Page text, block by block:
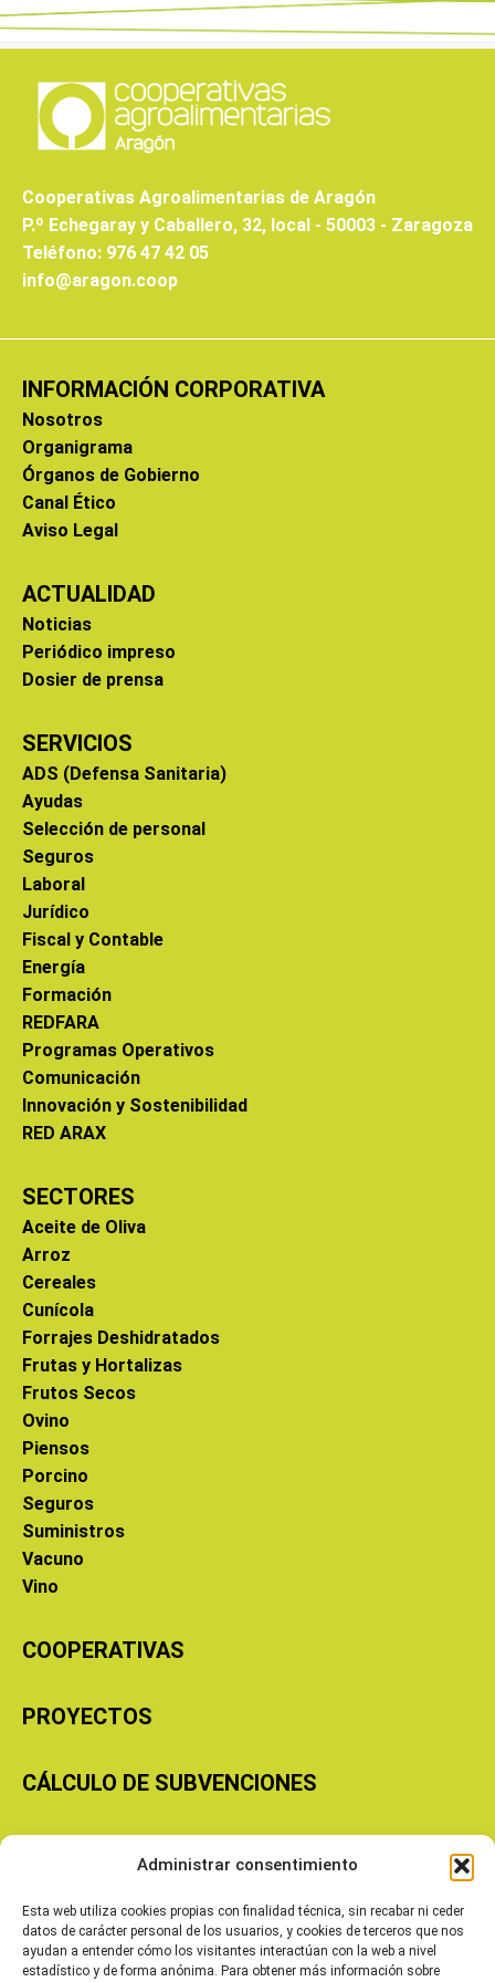
Administrar consentimiento
Esta web utiliza cookies propias con finalidad técnica, sin recabar ni ceder
datos de carácter personal de los usuarios, y cookies de terceros que nos
ayudan a entender cómo los visitantes interactúan con la web a nivel
estadístico y de forma anónima. Para obtener más información sobre
Cooperativas Agroalimentarias de Aragón
P.º Echegaray y Caballero, 32, local - 50003 - Zaragoza
Teléfono: 976 47 42 05
info@aragon.coop
INFORMACIÓN CORPORATIVA
Nosotros
Organigrama
Órganos de Gobierno
Canal Ético
Aviso Legal
ACTUALIDAD
Noticias
Periódico impreso
Dosier de prensa
SERVICIOS
ADS (Defensa Sanitaria)
Ayudas
Selección de personal
Seguros
Laboral
Jurídico
Fiscal y Contable
Energía
Formación
REDFARA
Programas Operativos
Comunicación
Innovación y Sostenibilidad
RED ARAX
SECTORES
Aceite de Oliva
Arroz
Cereales
Cunícola
Forrajes Deshidratados
Frutas y Hortalizas
Frutos Secos
Ovino
Piensos
Porcino
Seguros
Suministros
Vacuno
Vino
COOPERATIVAS
PROYECTOS
CÁLCULO DE SUBVENCIONES